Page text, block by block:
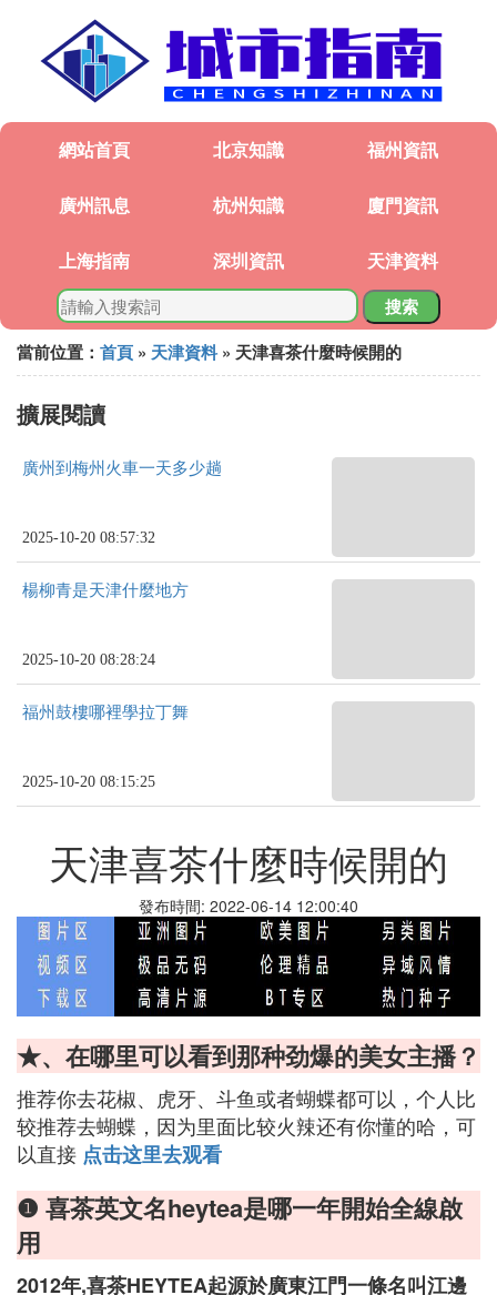
網站首頁 北京知識 福州資訊
廣州訊息 杭州知識 廈門資訊
上海指南 深圳資訊 天津資料
搜索
當前位置： 首頁 » 天津資料 » 天津喜茶什麼時候開的
擴展閱讀
廣州到梅州火車一天多少趟
2025-10-20 08:57:32
楊柳青是天津什麼地方
2025-10-20 08:28:24
福州鼓樓哪裡學拉丁舞
2025-10-20 08:15:25
天津喜茶什麼時候開的
發布時間: 2022-06-14 12:00:40
★、在哪里可以看到那种劲爆的美女主播？
推荐你去花椒、虎牙、斗鱼或者蝴蝶都可以，个人比
较推荐去蝴蝶，因为里面比较火辣还有你懂的哈，可
以直接 点击这里去观看
❶ 喜茶英文名heytea是哪一年開始全線啟
用
2012年,喜茶HEYTEA起源於廣東江門一條名叫江邊